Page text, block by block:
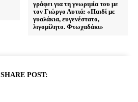
γράφει για τη γνωριμία του με
τον Γιώργο Αυτιά: «Παιδί με
γυαλάκια, ευγενέστατο,
λιγομίλητο. Φτωχαδάκι»
SHARE POST: